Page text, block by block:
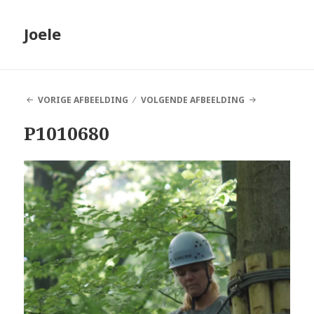
Joele
VORIGE AFBEELDING VOLGENDE AFBEELDING
P1010680